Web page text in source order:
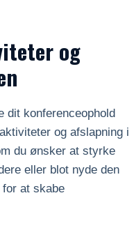
og
dit konferenceophold
og afslapning i
du ønsker at styrke
eller blot nyde den
at skabe